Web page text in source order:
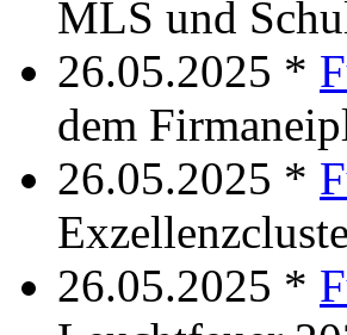
MLS und
26.05.2025 *
dem
26.05.2025 *
26.05.2025 *